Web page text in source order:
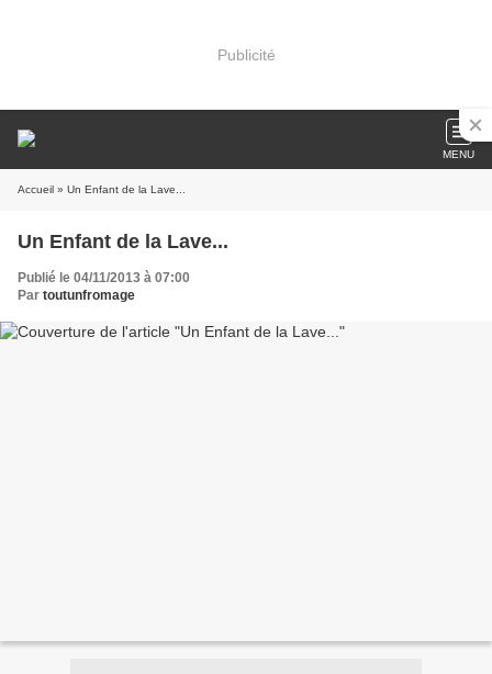
Publicité
MENU
Accueil » Un Enfant de la Lave...
Un Enfant de la Lave...
Publié le 04/11/2013 à 07:00
Par toutunfromage